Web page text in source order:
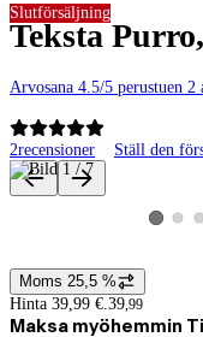
Teksta
Arvosana 4.5/5 perustuen 2
2recensioner Ställ den
Slutförsäljning
Produktbilder
VisaVisa
Prisinformation
Moms 25,5 %
Hinta 39,99 €. 39,99
Maksa myöhemmin